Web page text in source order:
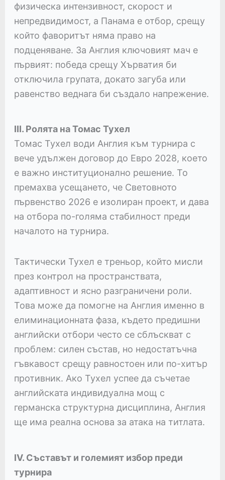
физическа интензивност, скорост и
непредвидимост, а Панама е отбор, срещу
който фаворитът няма право на
подценяване. За Англия ключовият мач е
първият: победа срещу Хърватия би
отключила групата, докато загуба или
равенство веднага би създало напрежение.
III. Ролята на Томас Тухел
Томас Тухел води Англия към турнира с
вече удължен договор до Евро 2028, което
е важно институционално решение. То
премахва усещането, че Световното
първенство 2026 е изолиран проект, и дава
на отбора по-голяма стабилност преди
началото на турнира.
Тактически Тухел е треньор, който мисли
през контрол на пространствата,
адаптивност и ясно разграничени роли.
Това може да помогне на Англия именно в
елиминационната фаза, където предишни
английски отбори често се сблъскват с
проблем: силен състав, но недостатъчна
гъвкавост срещу равностоен или по-хитър
противник. Ако Тухел успее да съчетае
английската индивидуална мощ с
германска структурна дисциплина, Англия
ще има реална основа за атака на титлата.
IV. Съставът и големият избор преди
турнира